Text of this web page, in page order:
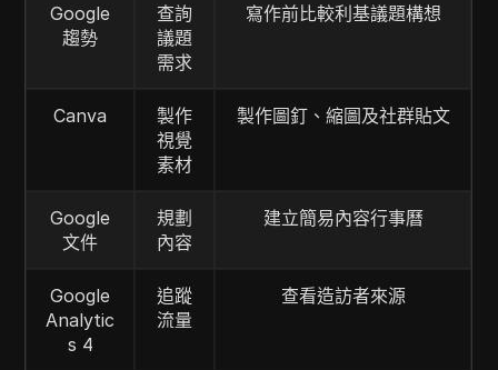
Google
趨勢
查詢
議題
需求
寫作前比較利基議題構想
Canva
製作
視覺
素材
製作圖釘、縮圖及社群貼文
Google
文件
規劃
內容
建立簡易內容行事曆
Google
Analytic
s 4
追蹤
流量
查看造訪者來源